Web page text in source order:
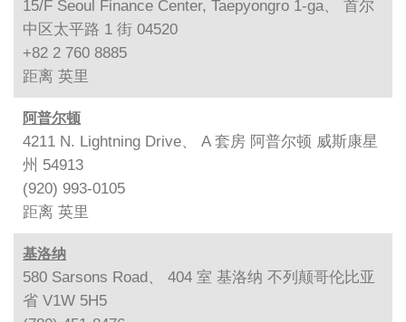
15/F Seoul Finance Center, Taepyongro 1-ga、 首尔
中区太平路 1 街 04520
+82 2 760 8885
距离 英里
阿普尔顿
4211 N. Lightning Drive、 A 套房 阿普尔顿 威斯康星
州 54913
(920) 993-0105
距离 英里
基洛纳
580 Sarsons Road、 404 室 基洛纳 不列颠哥伦比亚
省 V1W 5H5